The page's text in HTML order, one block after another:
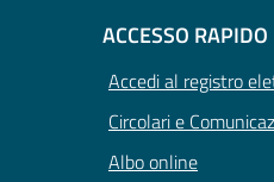
ACCESSO RAPIDO
Accedi al registro
Circolari e
Albo online